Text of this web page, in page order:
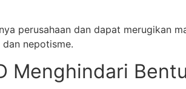
perusahaan dan dapat merugikan
nepotisme.
Menghindari